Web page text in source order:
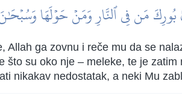
مَن فِي ٱلنَّارِ وَمَنۡ حَوۡلَهَا
Allah ga zovnu i reče mu da se
su oko nje – meleke, te je
nikakav nedostatak, a neki Mu